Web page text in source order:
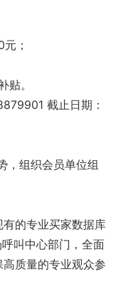
；
贴。
截止日期：
，组织会员单位组
的专业买家数据库
叫中心部门，全面
质量的专业观众参